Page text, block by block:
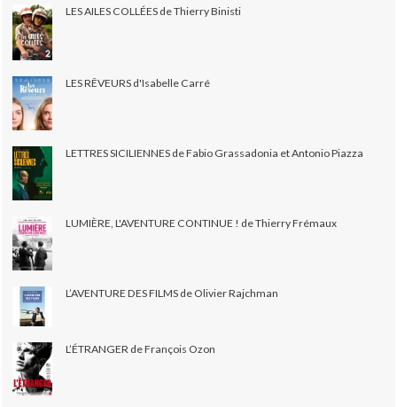
LES AILES COLLÉES de Thierry Binisti
LES RÊVEURS d'Isabelle Carré
LETTRES SICILIENNES de Fabio Grassadonia et Antonio Piazza
LUMIÈRE, L'AVENTURE CONTINUE ! de Thierry Frémaux
L’AVENTURE DES FILMS de Olivier Rajchman
L’ÉTRANGER de François Ozon